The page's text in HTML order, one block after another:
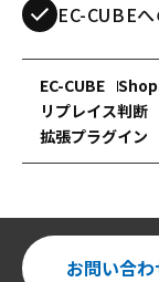
EC-CUBE
EC-CUBE
リプレイス判断
拡張プラグイン
お問い合わ